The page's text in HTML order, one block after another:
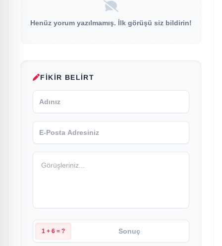
Henüz yorum yazılmamış. İlk görüşü siz bildirin!
FIKIR BELIRT
1 + 6 = ?